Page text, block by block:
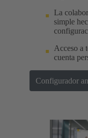
La
simple
Acceso a
cuenta
Configurador